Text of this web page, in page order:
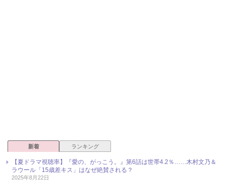
新着 ランキング
【夏ドラマ視聴率】『愛の、がっこう。』第6話は世帯4.2％……木村文乃＆
ラウール「15歳差キス」はなぜ絶賛される？
2025年8月22日